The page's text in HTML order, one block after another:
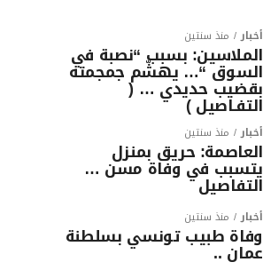
أخبار منذ سنتين
الملاسين: بسبب “نصبة في
السوق “… يهشّم جمجمته
بقضيب حديدي … (
التفـاصيل )
أخبار منذ سنتين
العاصمة: حريق بمنزل
يتسبب في وفاة مسن …
التفاصيل
أخبار منذ سنتين
وفاة طبيب تونسي بسلطنة
عمان ..